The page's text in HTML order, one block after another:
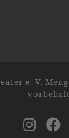
e. V.